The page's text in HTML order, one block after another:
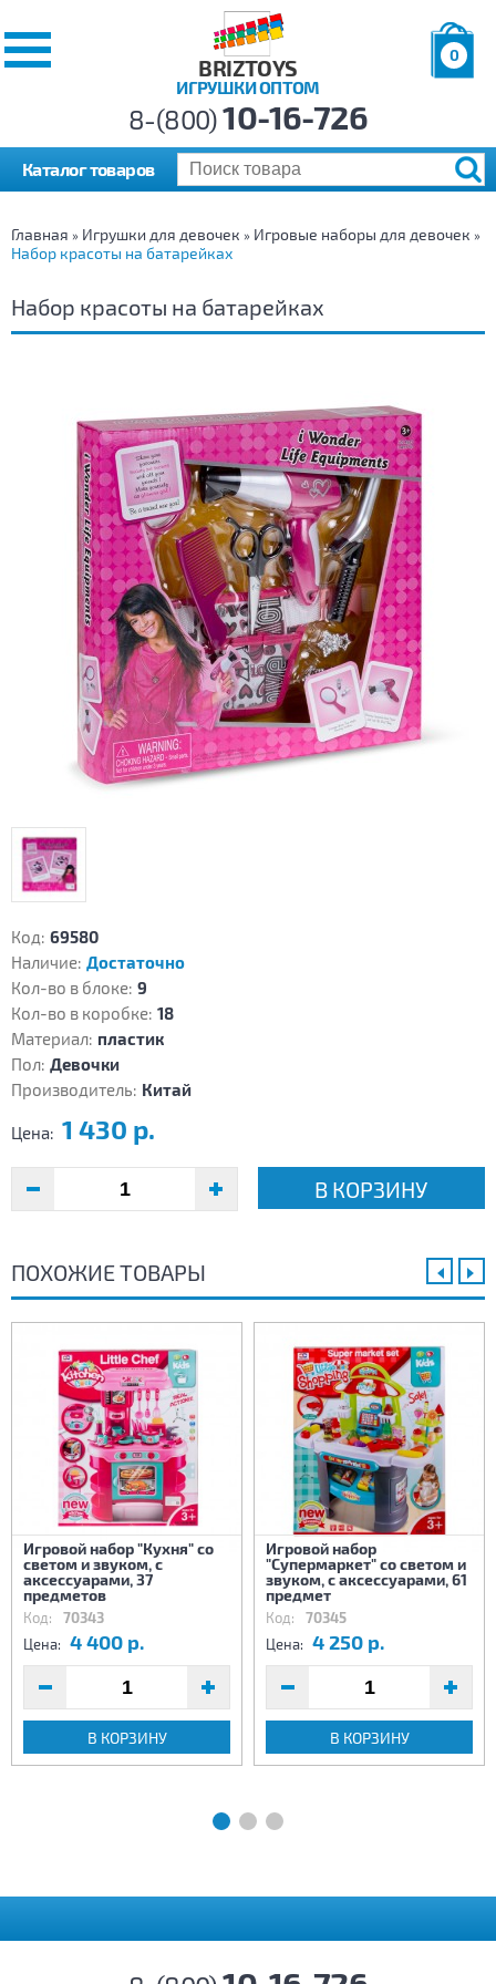
BRIZTOYS
ИГРУШКИ ОПТОМ
0
р.
8-(800)10-16-726
Каталог товаров
Главная » Игрушки для девочек » Игровые наборы для девочек »
Набор красоты на батарейках
Набор красоты на батарейках
Код: 69580
Наличие: Достаточно
Кол-во в блоке: 9
Кол-во в коробке: 18
Материал: пластик
Пол: Девочки
Производитель: Китай
Цена: 1 430 р.
В КОРЗИНУ
ПОХОЖИЕ ТОВАРЫ
Игровой набор "Кухня" со
светом и звуком, с
аксессуарами, 37
предметов
Код: 70343
Цена: 4 400 р.
В КОРЗИНУ
Игровой набор
"Супермаркет" со светом и
звуком, с аксессуарами, 61
предмет
Код: 70345
Цена: 4 250 р.
В КОРЗИНУ